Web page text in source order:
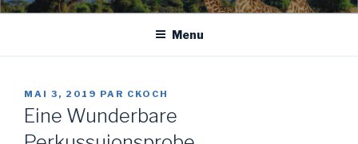
Menu
PUBLIÉ
LE
MAI 3, 2019 PAR CKOCH
Eine Wunderbare